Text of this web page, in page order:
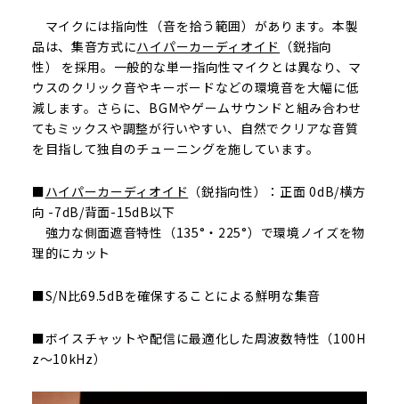
マイクには指向性（音を拾う範囲）があります。本製
品は、集音方式にハイパーカーディオイド （鋭指向
性） を採用。一般的な単一指向性マイクとは異なり、マ
ウスのクリック音やキーボードなどの環境音を大幅に低
減します。さらに、BGMやゲームサウンドと組み合わせ
てもミックスや調整が行いやすい、自然でクリアな音質
を目指して独自のチューニングを施しています。
■ハイパーカーディオイド （鋭指向性）：正面 0dB/横方
向 -7dB/背面-15dB以下
強力な側面遮音特性（135°・225°）で環境ノイズを物
理的にカット
■S/N比69.5dBを確保することによる鮮明な集音
■ボイスチャットや配信に最適化した周波数特性（100H
z〜10kHz）